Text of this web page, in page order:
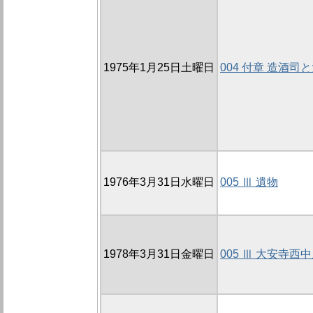
1975年1月25日土曜日 004 付章 造酒司
1976年3月31日水曜日 005 Ⅲ 遺物
1978年3月31日金曜日 005 Ⅲ 大安寺西